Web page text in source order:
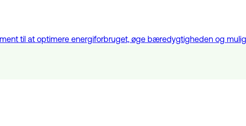
til at optimere energiforbruget, øge bæredygtigheden og